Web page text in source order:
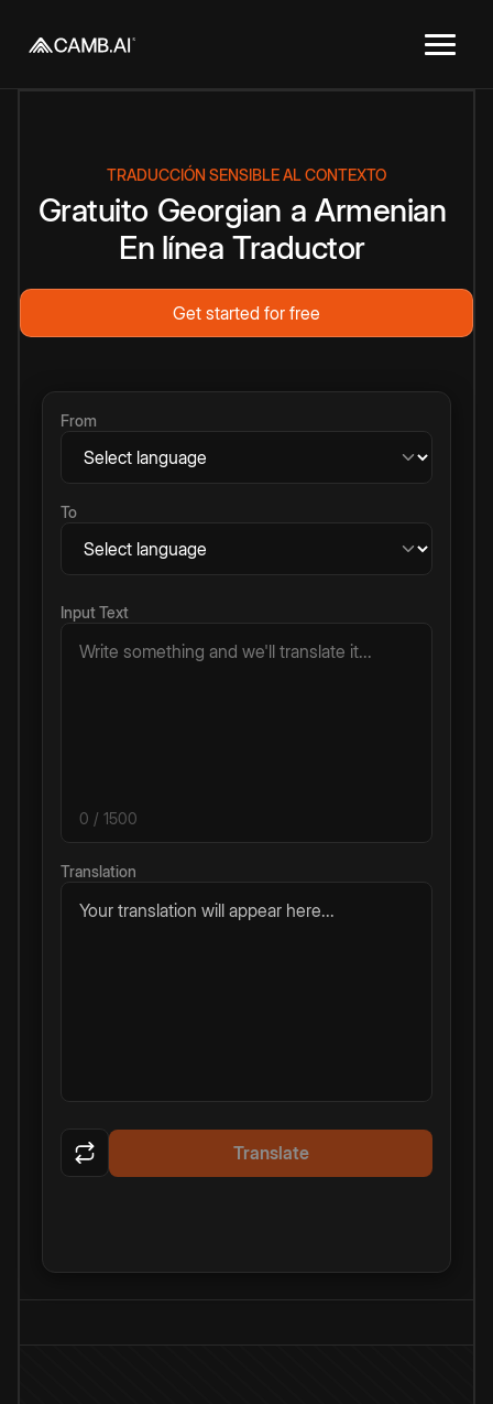
TRADUCCIÓN SENSIBLE AL CONTEXTO
Gratuito Georgian a Armenian
En línea Traductor
Get started for free
From
To
Input Text
0 / 1500
Translation
Your translation will appear here...
Translate